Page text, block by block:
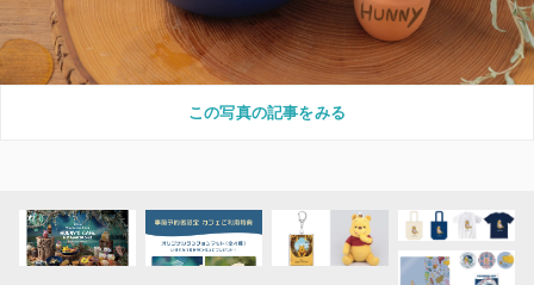
この写真の記事をみる